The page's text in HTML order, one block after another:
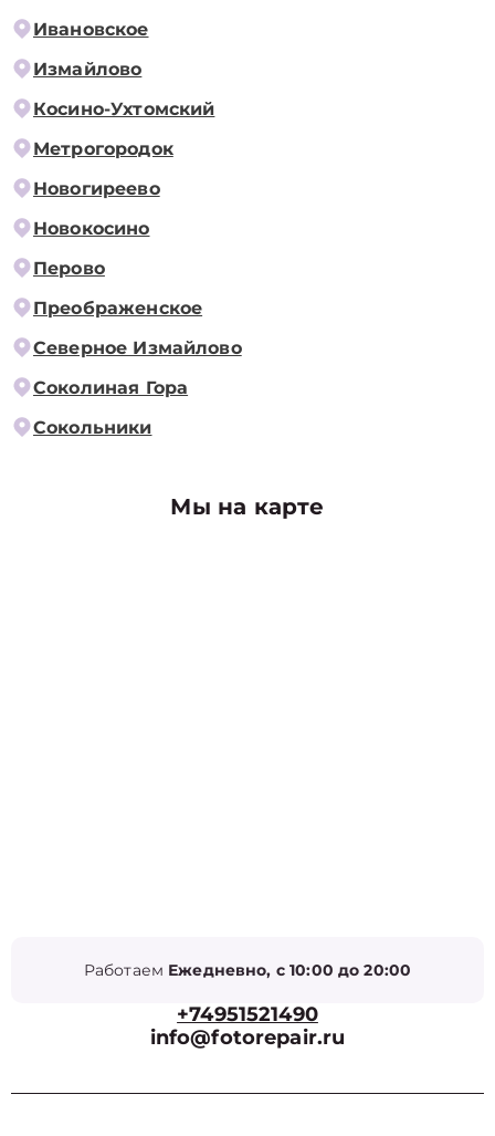
Ивановское
Измайлово
Косино-Ухтомский
Метрогородок
Новогиреево
Новокосино
Перово
Преображенское
Северное Измайлово
Соколиная Гора
Сокольники
Мы на карте
Работаем Ежедневно, с 10:00 до 20:00
+74951521490
info@fotorepair.ru